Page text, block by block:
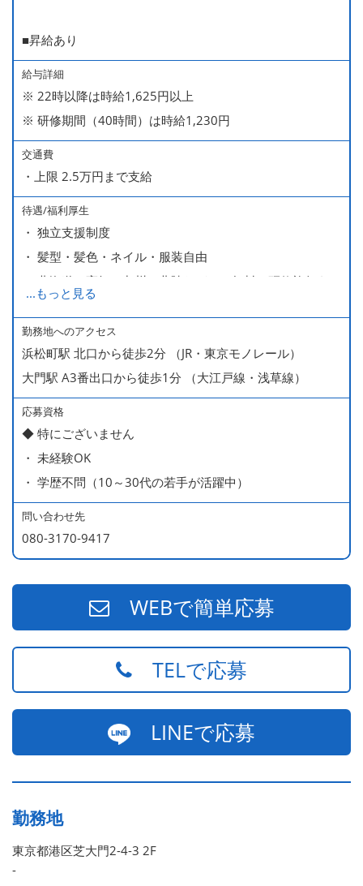
■昇給あり
給与詳細
※ 22時以降は時給1,625円以上
※ 研修期間（40時間）は時給1,230円
交通費
・上限 2.5万円まで支給
待遇/福利厚生
・ 独立支援制度
・ 髪型・髪色・ネイル・服装自由
・ 北海道や高知、九州、北陸などへの無料の研修旅行あり
ます
・ 無料の美味しい まかない食 あり
...もっと見る
勤務地へのアクセス
浜松町駅 北口から徒歩2分 （JR・東京モノレール）
大門駅 A3番出口から徒歩1分 （大江戸線・浅草線）
応募資格
◆ 特にございません
・ 未経験OK
・ 学歴不問（10～30代の若手が活躍中）
問い合わせ先
080-3170-9417
WEBで簡単応募
TELで応募
LINEで応募
勤務地
東京都港区芝大門2-4-3 2F
-